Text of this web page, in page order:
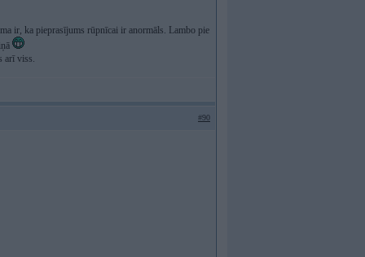
ir, ka pieprasījums rūpnīcai ir anormāls. Lambo pie
arī viss.
#90